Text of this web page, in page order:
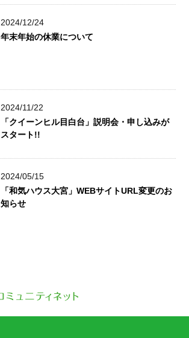
2024/12/24
年末年始の休業について
2024/11/22
「クイーンヒル目白台」説明会・申し込みが
スタート!!
2024/05/15
「和気ハウス大宮」WEBサイトURL変更のお
知らせ